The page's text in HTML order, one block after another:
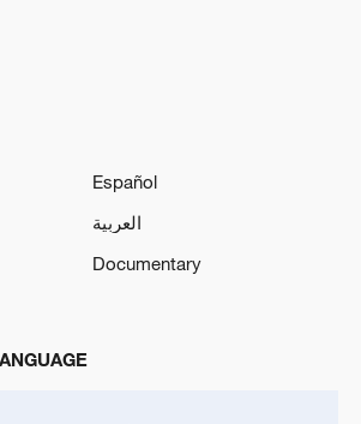
Español
العربية
Documentary